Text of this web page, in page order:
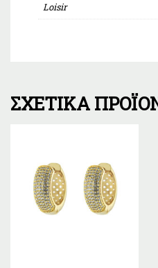
Loisir
ΣΧΕΤΙΚΆ